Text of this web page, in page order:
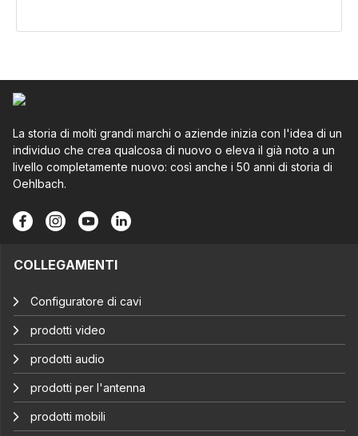
La storia di molti grandi marchi o aziende inizia con l'idea di un
individuo che crea qualcosa di nuovo o eleva il già noto a un
livello completamente nuovo: così anche i 50 anni di storia di
Oehlbach.
COLLEGAMENTI
Configuratore di cavi
prodotti video
prodotti audio
prodotti per l'antenna
prodotti mobili